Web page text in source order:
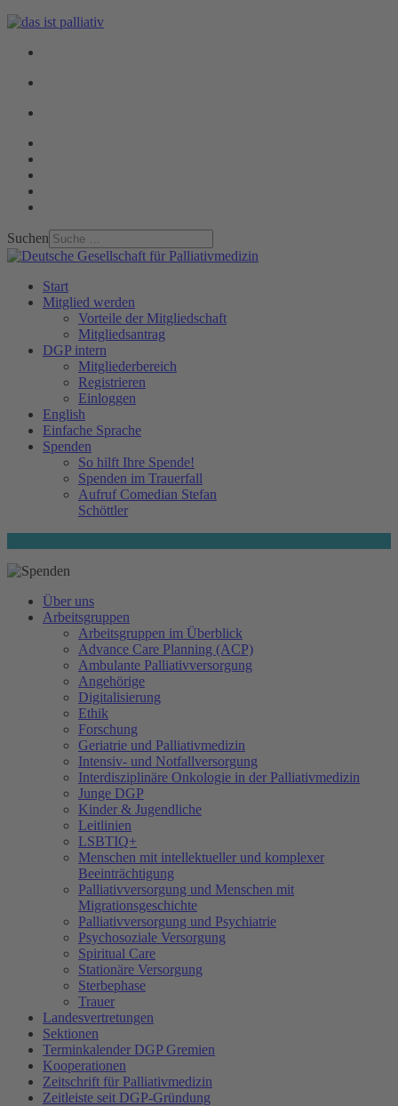
Suchen
Start
Mitglied werden
Vorteile der Mitgliedschaft
Mitgliedsantrag
DGP intern
Mitgliederbereich
Registrieren
Einloggen
English
Einfache Sprache
Spenden
So hilft Ihre Spende!
Spenden im Trauerfall
Aufruf Comedian Stefan
Schöttler
Über uns
Arbeitsgruppen
Arbeitsgruppen im Überblick
Advance Care Planning (ACP)
Ambulante Palliativversorgung
Angehörige
Digitalisierung
Ethik
Forschung
Geriatrie und Palliativmedizin
Intensiv- und Notfallversorgung
Interdisziplinäre Onkologie in der Palliativmedizin
Junge DGP
Kinder & Jugendliche
Leitlinien
LSBTIQ+
Menschen mit intellektueller und komplexer
Beeinträchtigung
Palliativversorgung und Menschen mit
Migrationsgeschichte
Palliativversorgung und Psychiatrie
Psychosoziale Versorgung
Spiritual Care
Stationäre Versorgung
Sterbephase
Trauer
Landesvertretungen
Sektionen
Terminkalender DGP Gremien
Kooperationen
Zeitschrift für Palliativmedizin
Zeitleiste seit DGP-Gründung